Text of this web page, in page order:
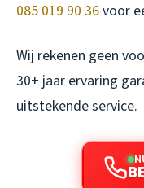
085 019 90 36voor
Wij rekenen geen
30+ jaar ervaring
uitstekende service.